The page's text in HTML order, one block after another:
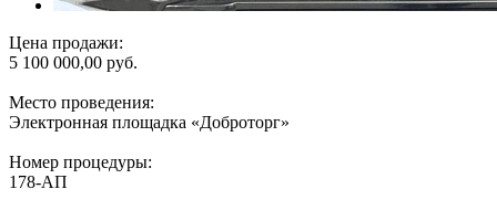
Цена продажи:
5 100 000,00 руб.
Место проведения:
Электронная площадка «Доброторг»
Номер процедуры:
178-АП